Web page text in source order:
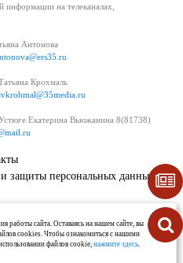
информации на телеканалах,
Антонова
Крохмаль
Екатерина Вьюжанина 8(81738)
защиты персональных данных
работы сайта. Оставаясь на нашем сайте, вы
cookies. Чтобы ознакомиться с нашими
файлов cookie,нажмите здесь.